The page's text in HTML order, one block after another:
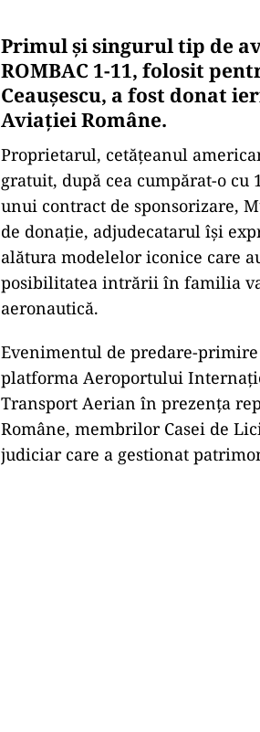
Primul și singurul tip de
ROMBAC 1-11, folosit
Ceaușescu, a fost donat
Aviației Române.
Proprietarul, cetățeanul
gratuit, după cea cumpărat-o
unui contract de sponsorizare,
de donație, adjudecatarul își
alătura modelelor iconice care
posibilitatea intrării în familia
aeronautică.
Evenimentul de predare-
platforma Aeroportului
Transport Aerian în prezența
Române, membrilor Casei de
judiciar care a gestionat